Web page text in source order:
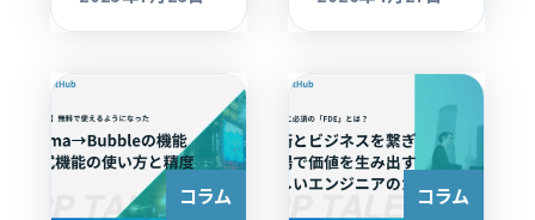
更新日 更新日
コラム コラム